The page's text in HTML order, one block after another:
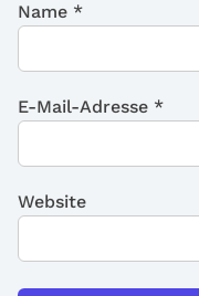
Name *
E-Mail-Adresse *
Website